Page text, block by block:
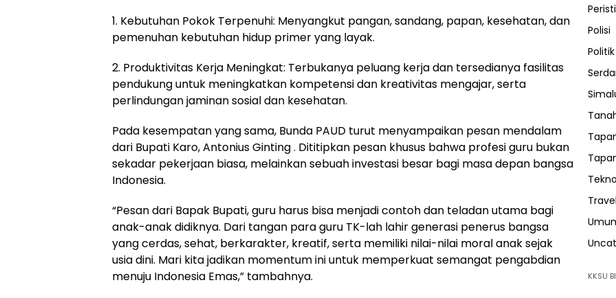
1. Kebutuhan Pokok Terpenuhi: Menyangkut pangan, sandang, papan, kesehatan, dan
pemenuhan kebutuhan hidup primer yang layak.
2. Produktivitas Kerja Meningkat: Terbukanya peluang kerja dan tersedianya fasilitas
pendukung untuk meningkatkan kompetensi dan kreativitas mengajar, serta
perlindungan jaminan sosial dan kesehatan.
Pada kesempatan yang sama, Bunda PAUD turut menyampaikan pesan mendalam
dari Bupati Karo, Antonius Ginting . Dititipkan pesan khusus bahwa profesi guru bukan
sekadar pekerjaan biasa, melainkan sebuah investasi besar bagi masa depan bangsa
Indonesia.
“Pesan dari Bapak Bupati, guru harus bisa menjadi contoh dan teladan utama bagi
anak-anak didiknya. Dari tangan para guru TK-lah lahir generasi penerus bangsa
yang cerdas, sehat, berkarakter, kreatif, serta memiliki nilai-nilai moral anak sejak
usia dini. Mari kita jadikan momentum ini untuk memperkuat semangat pengabdian
menuju Indonesia Emas,” tambahnya.
Polisi
Politik
Travel
KKSU BI